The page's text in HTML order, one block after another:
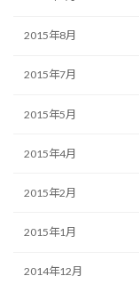
2015年8月
2015年7月
2015年5月
2015年4月
2015年2月
2015年1月
2014年12月